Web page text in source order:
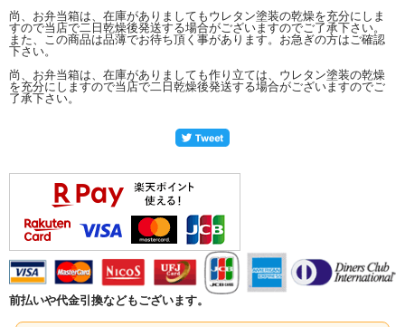
尚、お弁当箱は、在庫がありましてもウレタン塗装の乾燥を充分にしま
すので当店で二日乾燥後発送する場合がございますのでご了承下さい。
また、この商品は品薄でお待ち頂く事があります。お急ぎの方はご確認
下さい。
尚、お弁当箱は、在庫がありましても作り立ては、ウレタン塗装の乾燥
を充分にしますので当店で二日乾燥後発送する場合がございますのでご
了承下さい。
前払いや代金引換などもございます。